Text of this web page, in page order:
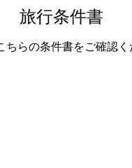
旅行条件書
ちらの条件書をご確認く